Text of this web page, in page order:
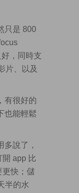
只是 800
，同時支
片、以及
有很好的
也能輕鬆
說了，
開 app 比
更快；儲
半的水